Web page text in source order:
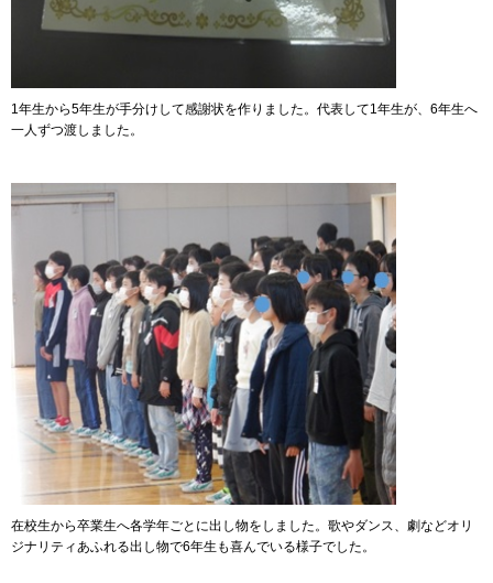
1年生から5年生が手分けして感謝状を作りました。代表して1年生が、6年生へ
一人ずつ渡しました。
在校生から卒業生へ各学年ごとに出し物をしました。歌やダンス、劇などオリ
ジナリティあふれる出し物で6年生も喜んでいる様子でした。